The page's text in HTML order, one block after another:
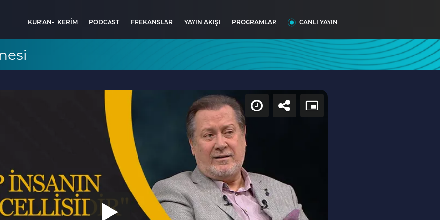
KUR'AN-I KERİM PODCAST FREKANSLAR YAYIN AKIŞI PROGRAMLAR CANLI YAYIN